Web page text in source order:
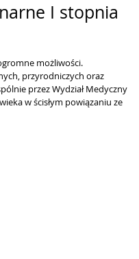
I stopnia
możliwości.
przyrodniczych oraz
przez Wydział Medyczny
w ścisłym powiązaniu ze